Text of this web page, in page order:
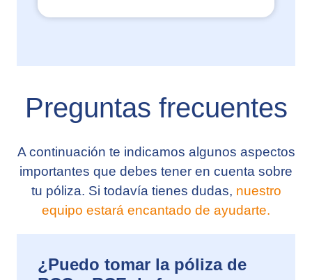
Preguntas frecuentes
A continuación te indicamos algunos aspectos
importantes que debes tener en cuenta sobre
tu póliza. Si todavía tienes dudas, nuestro
equipo estará encantado de ayudarte.
¿Puedo tomar la póliza de